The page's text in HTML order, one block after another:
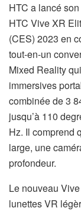
HTC a lancé
HTC Vive XR
(CES) 2023 en
tout-en-un
Mixed Reality
immersives
combinée de 3
jusqu’à 110
Hz. Il comprend
large, une
profondeur.
Le nouveau
lunettes VR